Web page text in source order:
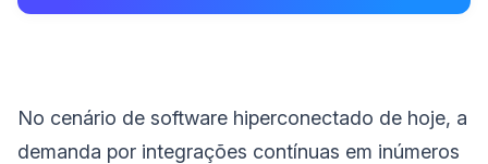
No cenário de software hiperconectado de hoje, a
demanda por integrações contínuas em inúmeros